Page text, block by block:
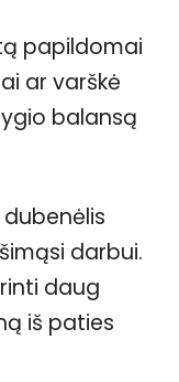
papildomai
ar varškė
balansą
darbui.
daug
iš paties